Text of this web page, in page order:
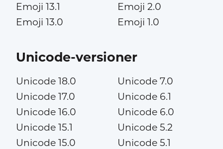
Emoji 13.1
Emoji 13.0
Emoji 2.0
Emoji 1.0
Unicode-versioner
Unicode 18.0
Unicode 17.0
Unicode 16.0
Unicode 15.1
Unicode 15.0
Unicode 7.0
Unicode 6.1
Unicode 6.0
Unicode 5.2
Unicode 5.1